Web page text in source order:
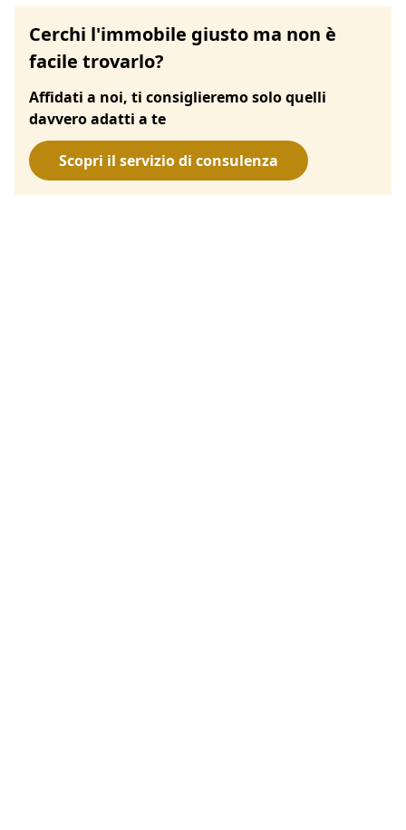
Cerchi l'immobile giusto ma non è
facile trovarlo?
Affidati a noi, ti consiglieremo solo quelli
davvero adatti a te
Scopri il servizio di consulenza